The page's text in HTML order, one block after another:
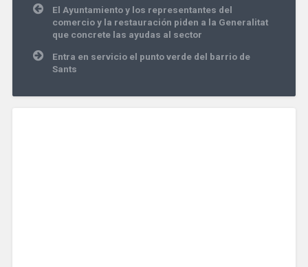
Navegación
entradas
El Ayuntamiento y los representantes del
comercio y la restauración piden a la Generalitat
que concrete las ayudas al sector
Entra en servicio el punto verde del barrio de
Sants